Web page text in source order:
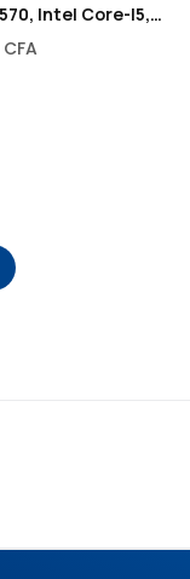
Intel Core-I5,
dur, 8Go de
CFA